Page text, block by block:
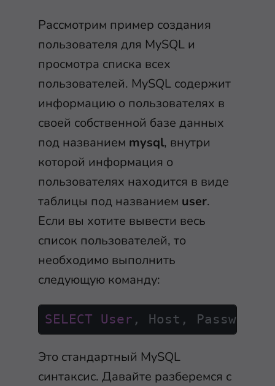
Рассмотрим пример создания
пользователя для MySQL и
просмотра списка всех
пользователей. MySQL содержит
информацию о пользователях в
своей собственной базе данных
под названием mysql, внутри
которой информация о
пользователях находится в виде
таблицы под названием user.
Если вы хотите вывести весь
список пользователей, то
необходимо выполнить
следующую команду:
SELECT User , Host, Password
Это стандартный MySQL
синтаксис. Давайте разберемся с